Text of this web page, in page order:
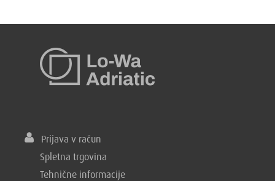
Prijava v račun
Spletna trgovina
Tehnične informacije